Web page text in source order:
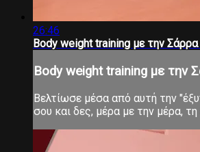
26:46
Body weight training με την Σάρρα
Body weight training με την
Βελτίωσε μέσα από αυτή την
σου και δες, μέρα με την μέρα,